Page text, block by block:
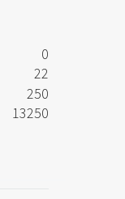
0
22
250
13250